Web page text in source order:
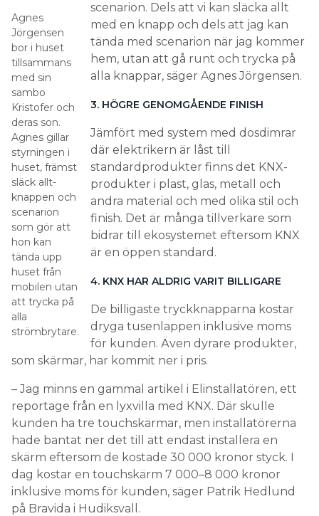
Agnes
Jörgensen
bor i huset
tillsammans
med sin
sambo
Kristofer och
deras son.
Agnes gillar
styrningen i
huset, främst
släck allt-
knappen och
scenarion
som gör att
hon kan
tända upp
huset från
mobilen utan
att trycka på
alla
strömbrytare.
scenarion. Dels att vi kan släcka allt
med en knapp och dels att jag kan
tända med scenarion när jag kommer
hem, utan att gå runt och trycka på
alla knappar, säger Agnes Jörgensen.
3. HÖGRE GENOMGÅENDE FINISH
Jämfört med system med dosdimrar
där elektrikern är låst till
standardprodukter finns det KNX-
produkter i plast, glas, metall och
andra material och med olika stil och
finish. Det är många tillverkare som
bidrar till ekosystemet eftersom KNX
är en öppen standard.
4. KNX HAR ALDRIG VARIT BILLIGARE
De billigaste tryckknapparna kostar
dryga tusenlappen inklusive moms
för kunden. Även dyrare produkter,
som skärmar, har kommit ner i pris.
– Jag minns en gammal artikel i Elinstallatören, ett
reportage från en lyxvilla med KNX. Där skulle
kunden ha tre touchskärmar, men installatörerna
hade bantat ner det till att endast installera en
skärm eftersom de kostade 30 000 kronor styck. I
dag kostar en touchskärm 7 000–8 000 kronor
inklusive moms för kunden, säger Patrik Hedlund
på Bravida i Hudiksvall.